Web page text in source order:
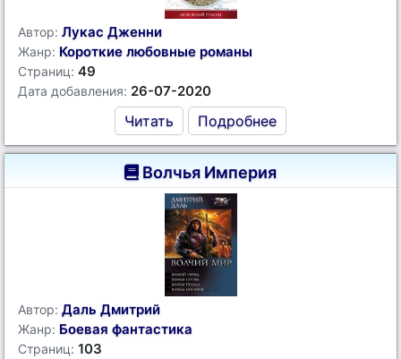
Автор: Лукас Дженни
Жанр: Короткие любовные романы
Страниц: 49
Дата добавления: 26-07-2020
Читать Подробнее
Волчья Империя
Автор: Даль Дмитрий
Жанр: Боевая фантастика
Страниц: 103